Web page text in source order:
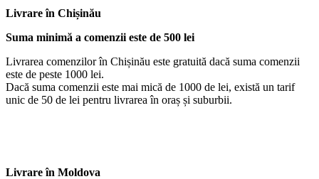
Livrareîn Chișinău
Suma minimă a comenzii este de 500 lei
Livrarea comenzilor în Chișinău este gratuită dacă suma comenzii
este de peste 1000 lei.
Dacă suma comenzii este mai mică de 1000 de lei, există un tarif
unic de 50 de lei pentru livrarea în oraș și suburbii.
Livrare în Moldova